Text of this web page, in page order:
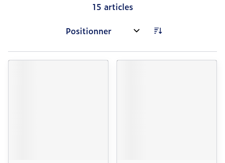
15 articles
Trier par: